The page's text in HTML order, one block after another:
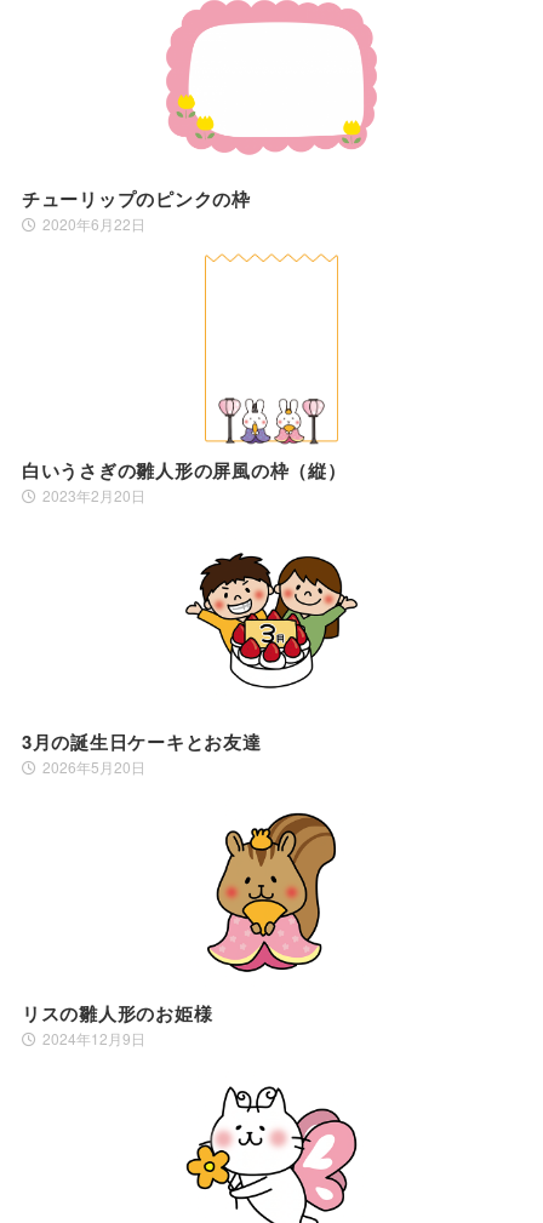
チューリップのピンクの枠
2020年6月22日
白いうさぎの雛人形の屏風の枠（縦）
2023年2月20日
3月の誕生日ケーキとお友達
2026年5月20日
リスの雛人形のお姫様
2024年12月9日